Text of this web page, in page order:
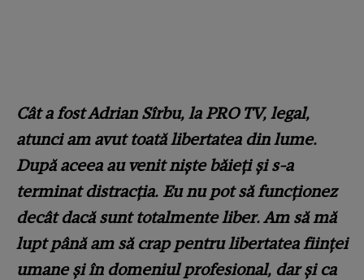
Cât a fost Adrian Sîrbu, la PRO TV, legal,
atunci am avut toată libertatea din lume.
După aceea au venit niște băieți și s-a
terminat distracția. Eu nu pot să funcționez
decât dacă sunt totalmente liber. Am să mă
lupt până am să crap pentru libertatea ființei
umane și în domeniul profesional, dar și ca